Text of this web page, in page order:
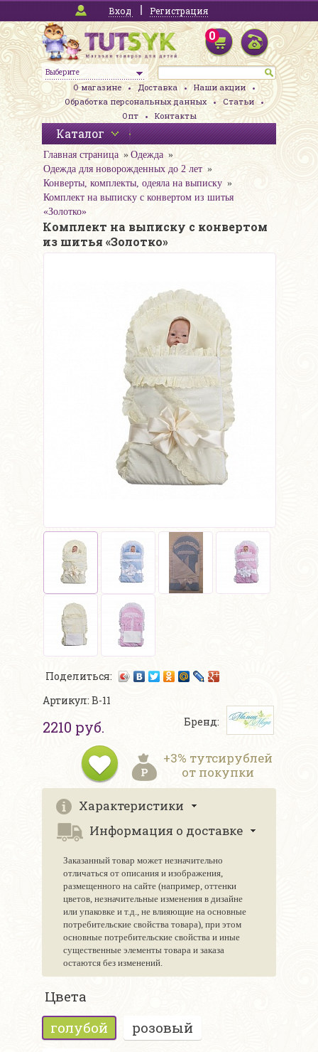
Вход Регистрация
Выберите
0
О магазине Доставка
Наши акции
Обработка персональных данных
Статьи
Опт
Контакты
Каталог
Главная страница
Одежда
Одежда для новорожденных до 2 лет
Конверты, комплекты, одеяла на выписку
Комплект на выписку с конвертом из шитья
«Золотко»
Комплект на выписку с конвертом
из шитья «Золотко»
Поделиться:
Артикул: В-11
2210 руб. Бренд:
+3% тутсирублей
от покупки
Характеристики
Информация о доставке
Заказанный товар может незначительно
отличаться от описания и изображения,
размещенного на сайте (например, оттенки
цветов, незначительные изменения в дизайне
или упаковке и т.д., не влияющие на основные
потребительские свойства товара), при этом
основные потребительские свойства и иные
существенные элементы товара и заказа
остаются без изменений.
Цвета
голубой
розовый